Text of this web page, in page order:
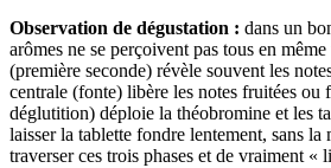
Observation de dégustation : dans un
arômes ne se perçoivent pas tous en
(première seconde) révèle souvent les
centrale (fonte) libère les notes fruitées ou
déglutition) déploie la théobromine et les
laisser la tablette fondre lentement, sans la
traverser ces trois phases et de vraiment «